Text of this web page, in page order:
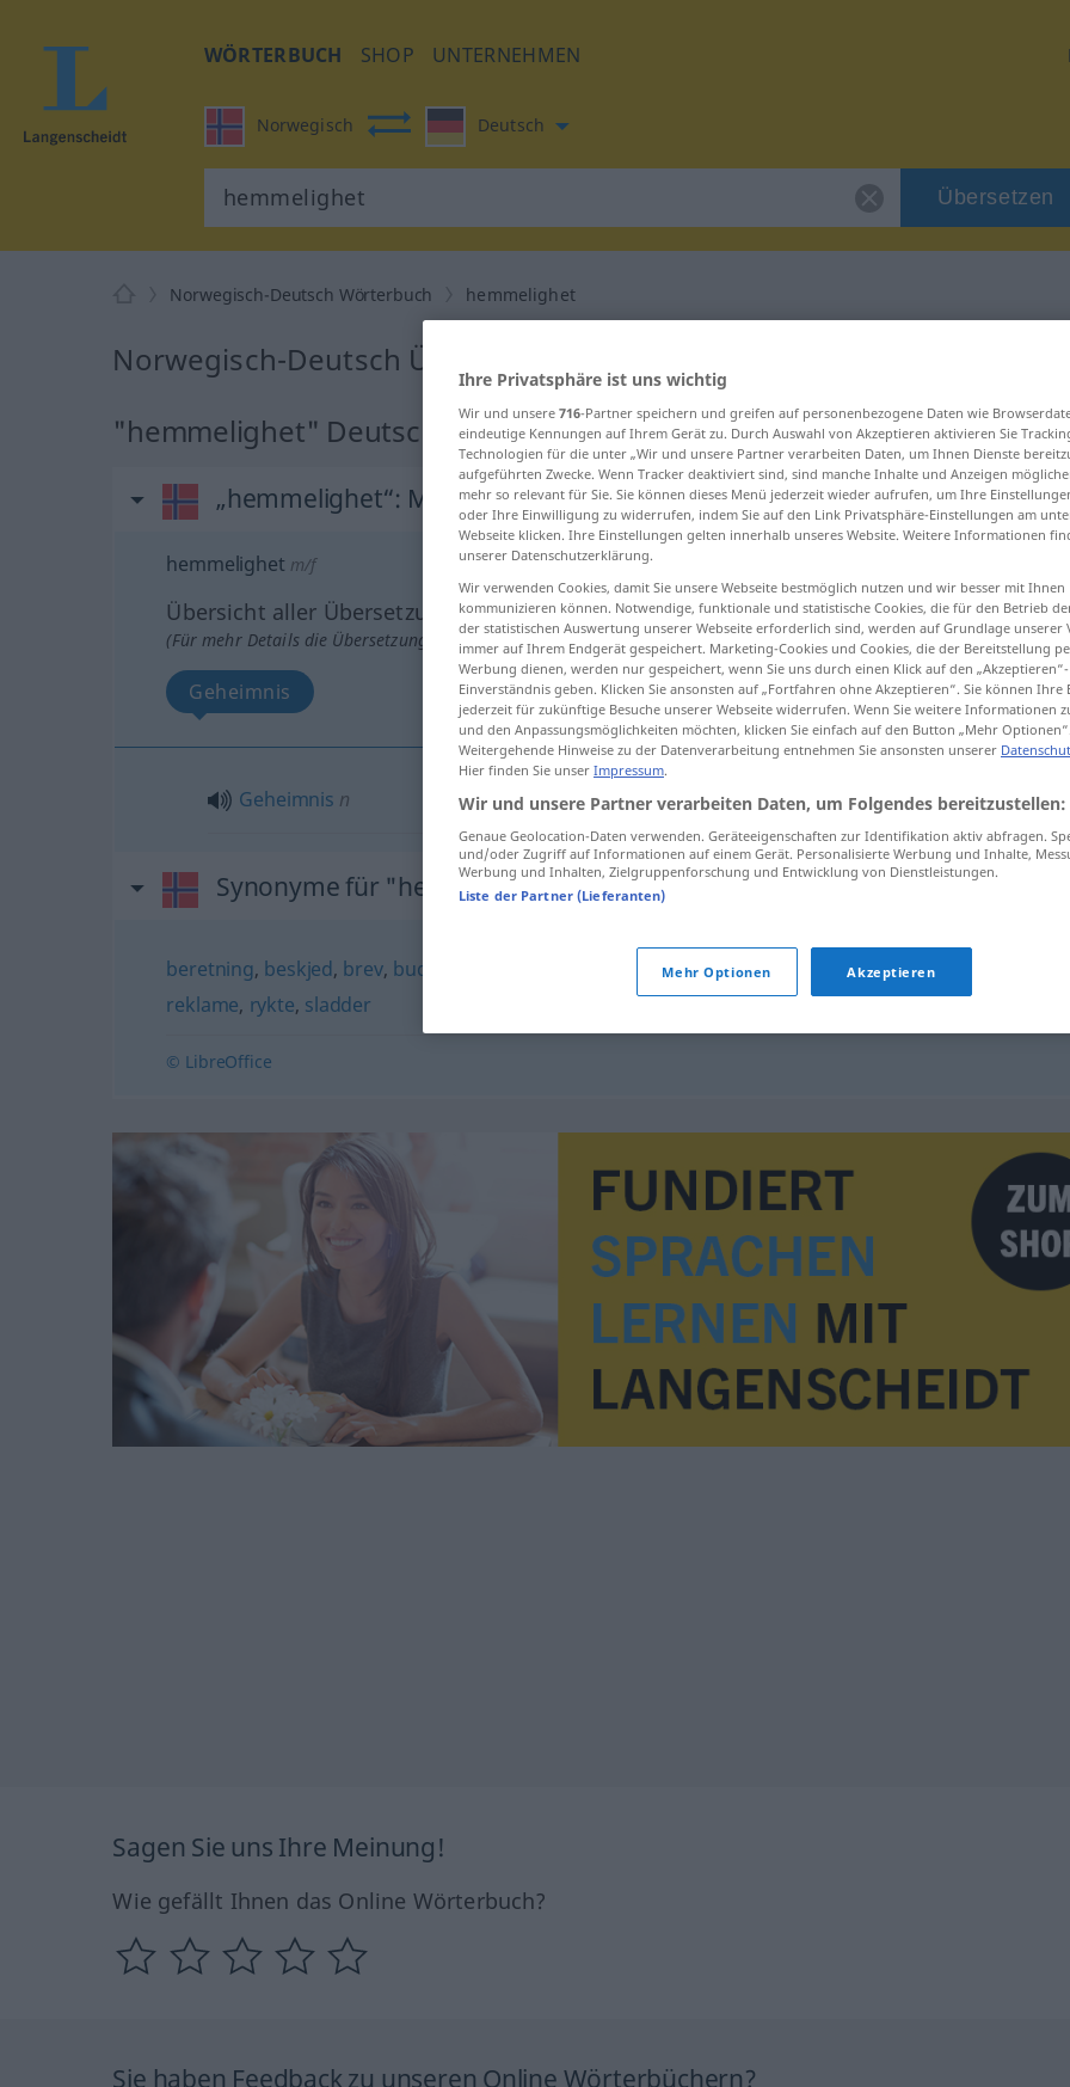
WÖRTERBUCH SHOP UNTERNEHMEN
Norwegisch Deutsch
Übersetzen
Norwegisch-Deutsch Wörterbuch hemmelighet
Norwegisch-Deutsch Übersetzung für "hemmelighet"
"hemmelighet" Deutsch Übersetzung
„hemmelighet“: Maskulinum und Femininum
hemmelighet m/f
Übersicht aller Übersetzungen
(Für mehr Details die Übersetzung anklicken/antippen)
Geheimnis
Geheimnis n hemmelighet
Synonyme für "hemmelighet"
beretning, beskjed, brev, bud fortelling,historie melding,notat
reklame, rykte, sladder
© LibreOffice
Sagen Sie uns Ihre Meinung!
Wie gefällt Ihnen das Online Wörterbuch?
Sie haben Feedback zu unseren Online Wörterbüchern?
Ihre Privatsphäre ist uns wichtig
Wir und unsere 716-Partner speichern und greifen auf personenbezogene Daten wie
eindeutige Kennungen auf Ihrem Gerät zu. Durch Auswahl von Akzeptieren aktivieren Sie
Technologien für die unter „Wir und unsere Partner verarbeiten Daten, um Ihnen Dienste
aufgeführten Zwecke. Wenn Tracker deaktiviert sind, sind manche Inhalte und Anzeigen
mehr so relevant für Sie. Sie können dieses Menü jederzeit wieder aufrufen, um Ihre
oder Ihre Einwilligung zu widerrufen, indem Sie auf den Link Privatsphäre-Einstellungen am
Webseite klicken. Ihre Einstellungen gelten innerhalb unseres Website. Weitere Informationen
unserer Datenschutzerklärung.
Wir verwenden Cookies, damit Sie unsere Webseite bestmöglich nutzen und wir besser mit Ihnen
kommunizieren können. Notwendige, funktionale und statistische Cookies, die für den Betrieb
der statistischen Auswertung unserer Webseite erforderlich sind, werden auf Grundlage unserer
immer auf Ihrem Endgerät gespeichert. Marketing-Cookies und Cookies, die der Bereitstellung
Werbung dienen, werden nur gespeichert, wenn Sie uns durch einen Klick auf den
Einverständnis geben. Klicken Sie ansonsten auf „Fortfahren ohne Akzeptieren“. Sie können
jederzeit für zukünftige Besuche unserer Webseite widerrufen. Wenn Sie weitere Informationen
und den Anpassungsmöglichkeiten möchten, klicken Sie einfach auf den Button „Mehr
Weitergehende Hinweise zu der Datenverarbeitung entnehmen Sie ansonsten unserer
Hier finden Sie unser Impressum.
Wir und unsere Partner verarbeiten Daten, um Folgendes bereitzustellen:
Genaue Geolocation-Daten verwenden. Geräteeigenschaften zur Identifikation aktiv abfragen.
und/oder Zugriff auf Informationen auf einem Gerät. Personalisierte Werbung und Inhalte,
Werbung und Inhalten, Zielgruppenforschung und Entwicklung von Dienstleistungen.
Liste der Partner (Lieferanten)
Mehr Optionen Akzeptieren